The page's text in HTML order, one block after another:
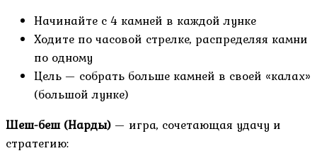
Начинайте с 4 камней в каждой лунке
Ходите по часовой стрелке, распределяя камни
по одному
Цель — собрать больше камней в своей «калах»
(большой лунке)
Шеш-беш (Нарды) — игра, сочетающая удачу и
стратегию: